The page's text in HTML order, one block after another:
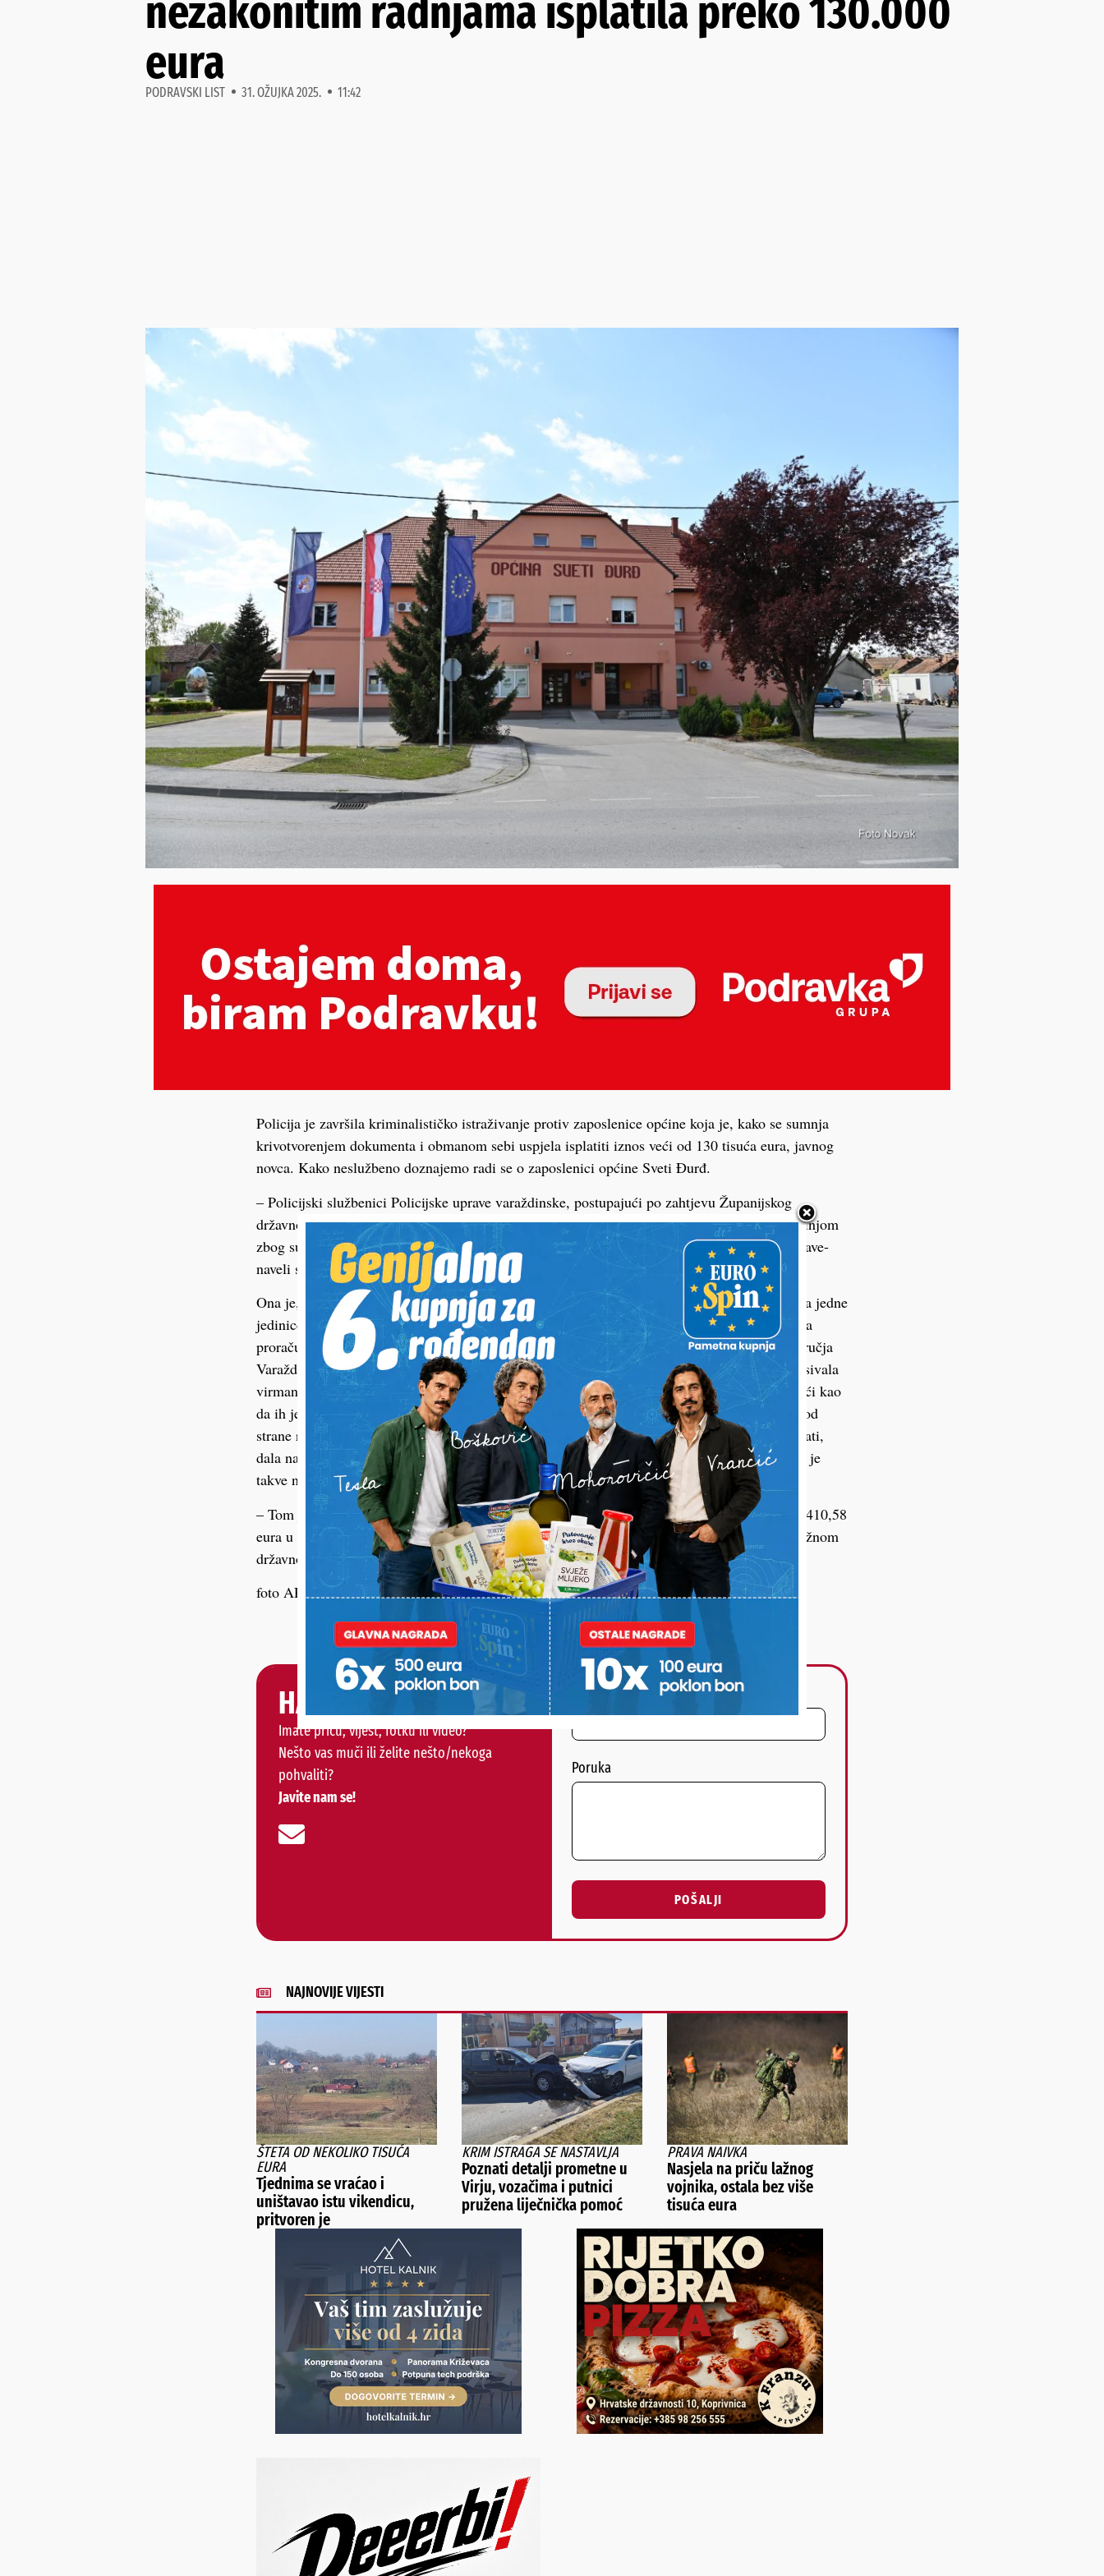
nezakonitim radnjama isplatila preko 130.000
eura
PODRAVSKI LIST 31. OŽUJKA 2025. 11:42
Policija je završila kriminalističko istraživanje protiv zaposlenice općine koja je, kako se sumnja
krivotvorenjem dokumenta i obmanom sebi uspjela isplatiti iznos veći od 130 tisuća eura, javnog
novca. Kako neslužbeno doznajemo radi se o zaposlenici općine Sveti Đurđ.
– Policijski službenici Policijske uprave varaždinske, postupajući po zahtjevu Županijskog
državnog odvjetništva u Varaždinu, dovršili su kriminalističko istraživanje nad 41-godišnjakinjom
zbog sumnje da je počinila kaznena djela Zlouporaba položaja i ovlasti te Krivotvorenje isprave-
naveli su u PU Varaždinskoj.
Ona je, kako se sumnja, nezakonitim radnjama bavila čak pet godina. Ona je kao zaposlenica jedne
jedinice lokalne samouprave iz Varaždinske županije, ovlaštena za obavljanje poslova vođenja
proračunske, financijske i knjigovodstvene dokumentacije za jedan dječji vrtić također s područja
Varaždinske županije, u razdoblju od studenog 2020. godine do siječnja 2025. godine, potpisivala
virmanske naloge, neosnovano ispisane u svrhu isplate u svoju korist, neistinito ih prikazujući kao
da ih je potpisala ravnateljica dječjeg vrtića te u već prethodno potpisane virmanske naloge od
strane ravnateljice, iskorištavajući njezino povjerenje i količinu isprava koju je trebala potpisati,
dala na potpis virmane u kojima je bez osnova upisala samu sebe kao primateljicu isplate pa je
takve neistinite virmanske naloge dala na provedbu.
– Tom je prilikom s računa dječjeg vrtića neosnovano stekla novčani iznos od najmanje 134.410,58
eura u korist svojeg računa. Protiv 41-godišnjakinje slijedi podnošenje kaznene prijave nadležnom
državnom odvjetništvu- kažu u PU Varaždinskoj.
foto ARHIVA PL
HALO, PODRAVSKI!
Imate priču, vijest, fotku ili video?
Nešto vas muči ili želite nešto/nekoga
pohvaliti?
Javite nam se!
Vaš email
Poruka
POŠALJI
NAJNOVIJE VIJESTI
ŠTETA OD NEKOLIKO TISUĆA
EURA
Tjednima se vraćao i
uništavao istu vikendicu,
pritvoren je
KRIM ISTRAGA SE NASTAVLJA
Poznati detalji prometne u
Virju, vozačima i putnici
pružena liječnička pomoć
PRAVA NAIVKA
Nasjela na priču lažnog
vojnika, ostala bez više
tisuća eura